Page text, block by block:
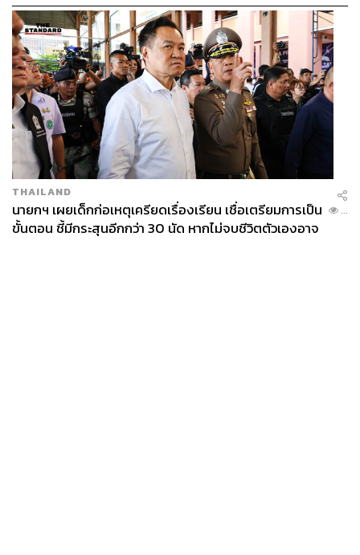
THAILAND
นายกฯ เผยเด็กก่อเหตุเครียดเรื่องเรียน เชื่อเตรียมการเป็น
ขั้นตอน ชี้มีกระสุนอีกกว่า 30 นัด หากไม่จบชีวิตตัวเองอาจ
...